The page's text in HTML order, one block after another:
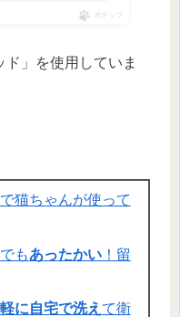
ポチップ
」を使用していま
猫ちゃんが使って
もあったかい！留
に自宅で洗え て衛